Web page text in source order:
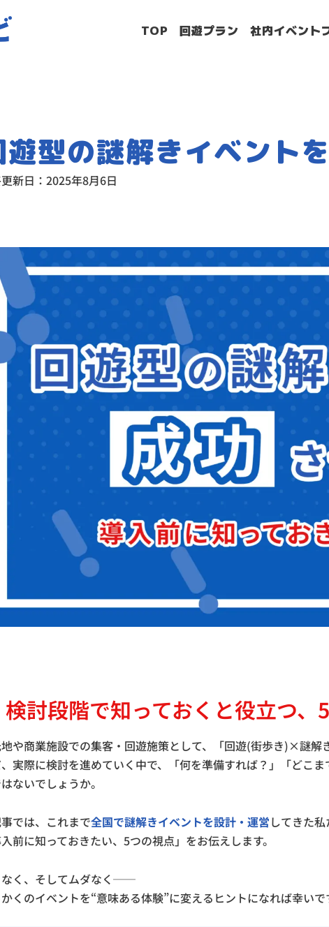
TOP 回遊プラン 社内イベント
遊型の謎解きイベント
新日： 2025年8月6日
検討段階で知っておくと役立つ、
や商業施設での集客・回遊施策として、「回遊(街歩き)×謎解
実際に検討を進めていく中で、「何を準備すれば？」「どこ
ないでしょうか。
では、これまで全国で謎解きイベントを設計・運営してきた私
入前に知っておきたい、5つの視点」をお伝えします。
なく、そしてムダなく──
くのイベントを“意味ある体験”に変えるヒントになれば幸いで